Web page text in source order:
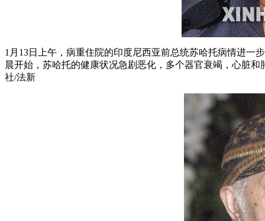
1月13日上午，病重住院的印度尼西亚前总统苏哈托病情进一
晨开始，苏哈托的健康状况急剧恶化，多个器官衰竭，心脏
社/法新